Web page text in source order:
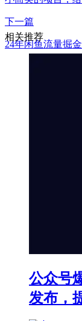
下一篇
24年闲鱼流量掘
相关推荐
公众号
发布，